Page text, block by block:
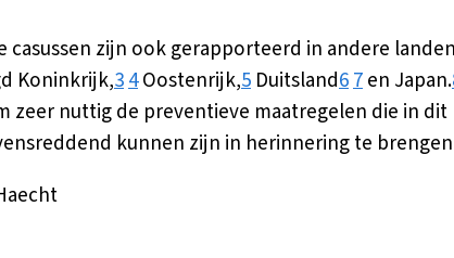
casussen zijn ook gerapporteerd in andere
Koninkrijk,34Oostenrijk,5 Duitsland67en Japan.
zeer nuttig de preventieve maatregelen die in dit
kunnen zijn in herinnering te